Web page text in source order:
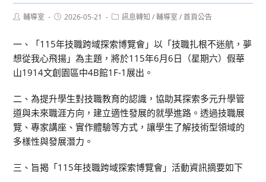
Post輔導室
Post2026-05-21
Post訊息轉知 / 輔導室 / 首頁公告
一、「115年技職跨域探索博覽會」以「技職扎根不迷航，夢
想從我心飛揚」為主題，將於115年6月6日（星期六）假華
山1914文創園區中4B館1F-1展出。
二、為提升學生對技職教育的認識，協助其探索多元升學管
道與未來職涯方向，建立適性發展的就學進路。透過技職展
覽、專家講座、實作體驗等方式，讓學生了解技術型領域的
多樣性與發展潛力。
三、旨揭「115年技職跨域探索博覽會」活動資訊摘要如下